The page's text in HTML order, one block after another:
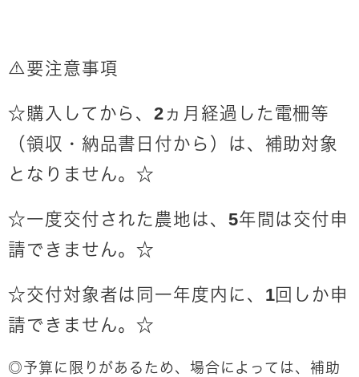
⚠要注意事項
☆購入してから、2ヵ月経過した電柵等
（領収・納品書日付から）は、補助対象
となりません。☆
☆一度交付された農地は、5年間は交付申
請できません。☆
☆交付対象者は同一年度内に、1回しか申
請できません。☆
◎予算に限りがあるため、場合によっては、補助